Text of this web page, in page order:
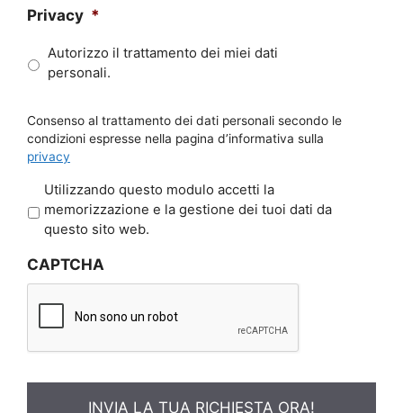
Privacy *
Autorizzo il trattamento dei miei dati
personali.
Consenso al trattamento dei dati personali secondo le
condizioni espresse nella pagina d’informativa sulla
privacy
r
a
c
*
Utilizzando questo modulo accetti la
memorizzazione e la gestione dei tuoi dati da
questo sito web.
CAPTCHA